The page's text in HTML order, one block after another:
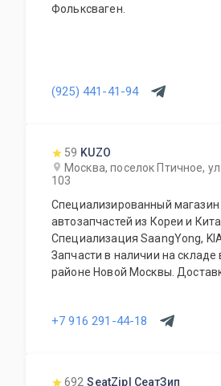
Фольксваген.
(925) 441-41-94
59 KUZO
Москва, поселок Птичное,
103
Специализированный магазин
автозапчастей из Кореи и
Специализация SaangYong,
Запчасти в наличии на складе
районе Новой Москвы.
+7 916 291-44-18
692 SeatZip| СеатЗип